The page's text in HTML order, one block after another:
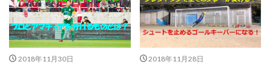
2018年11月30日 2018年11月28日
ポジショニング
ポジティブ
ポゼッション
ポテンシャル
マインド
マクダビット
マンチェスターC
マンチェスター・シティ
ミス
ミラン
メーカー
モラタラス